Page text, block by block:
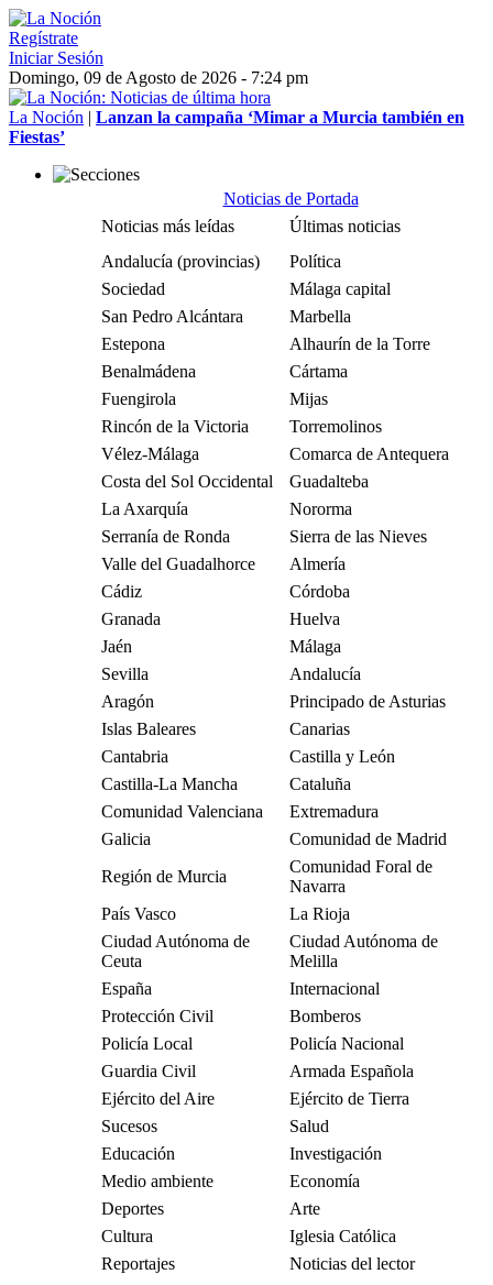
Regístrate
Iniciar Sesión
Domingo, 09 de Agosto de 2026 - 7:24 pm
La Noción | Lanzan la campaña ‘Mimar a Murcia también en
Fiestas’
Noticias de Portada
Noticias más leídas
Últimas noticias
Andalucía (provincias)
Política
Sociedad
Málaga capital
San Pedro Alcántara
Marbella
Estepona
Alhaurín de la Torre
Benalmádena
Cártama
Fuengirola
Mijas
Rincón de la Victoria
Torremolinos
Vélez-Málaga
Comarca de Antequera
Costa del Sol Occidental
Guadalteba
La Axarquía
Nororma
Serranía de Ronda
Sierra de las Nieves
Valle del Guadalhorce
Almería
Cádiz
Córdoba
Granada
Huelva
Jaén
Málaga
Sevilla
Andalucía
Aragón
Principado de Asturias
Islas Baleares
Canarias
Cantabria
Castilla y León
Castilla-La Mancha
Cataluña
Comunidad Valenciana
Extremadura
Galicia
Comunidad de Madrid
Región de Murcia
Comunidad Foral de
Navarra
País Vasco
La Rioja
Ciudad Autónoma de
Ceuta
Ciudad Autónoma de
Melilla
España
Internacional
Protección Civil
Bomberos
Policía Local
Policía Nacional
Guardia Civil
Armada Española
Ejército del Aire
Ejército de Tierra
Sucesos
Salud
Educación
Investigación
Medio ambiente
Economía
Deportes
Arte
Cultura
Iglesia Católica
Reportajes
Noticias del lector